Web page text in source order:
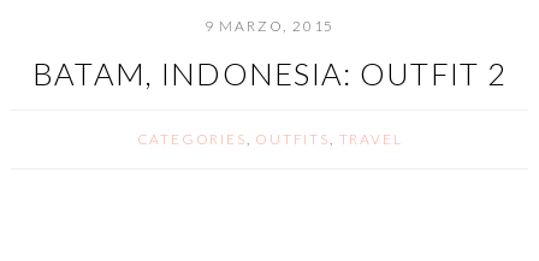
9 MARZO, 2015
BATAM, INDONESIA: OUTFIT 2
CATEGORIES OUTFITS TRAVEL